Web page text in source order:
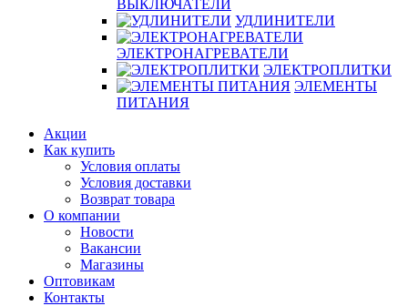
ВЫКЛЮЧАТЕЛИ
УДЛИНИТЕЛИ
ЭЛЕКТРОНАГРЕВАТЕЛИ
ЭЛЕКТРОПЛИТКИ
ЭЛЕМЕНТЫ
ПИТАНИЯ
Акции
Как купить
Условия оплаты
Условия доставки
Возврат товара
О компании
Новости
Вакансии
Магазины
Оптовикам
Контакты